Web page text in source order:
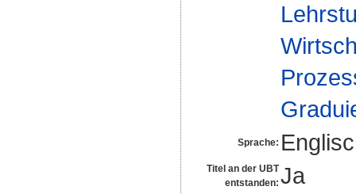
Sprache:
Titel an der UBT
entstanden: Ja